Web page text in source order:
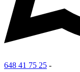
648 41 75 25 -